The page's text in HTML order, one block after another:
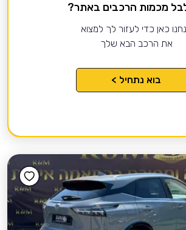
מכמות הרכבים באתר?
כאן כדי לעזור לך למצוא
את הרכב הבא שלך
בוא נתחיל >